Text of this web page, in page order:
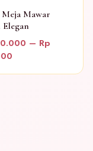
Meja Mawar
– Rp